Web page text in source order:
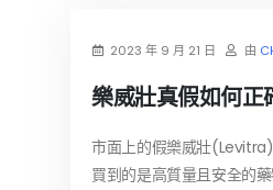
2023 年 9 月 21 日 由
樂威壯真假如何正
市面上的假樂威壯
買到的是高質量且安全的